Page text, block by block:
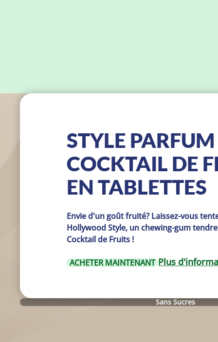
STYLE PARFUM
COCKTAIL DE
EN TABLETTES
Envie d'un goût fruité? Laissez-vous
Hollywood Style, un chewing-gum
Cocktail de Fruits !
ACHETER MAINTENANT Plus
Sans Sucres